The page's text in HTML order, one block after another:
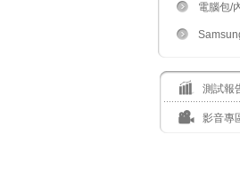
電腦包/
測試報
影音專